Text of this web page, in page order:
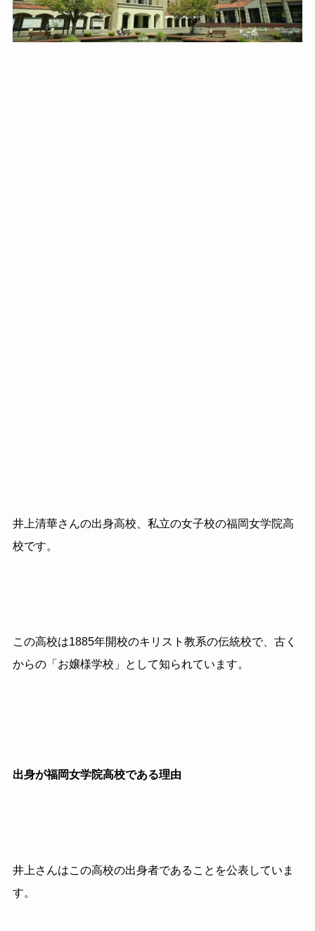
井上清華さんの出身高校、私立の女子校の福岡女学院高
校です。
この高校は1885年開校のキリスト教系の伝統校で、古く
からの「お嬢様学校」として知られています。
出身が福岡女学院高校である理由
井上さんはこの高校の出身者であることを公表していま
す。